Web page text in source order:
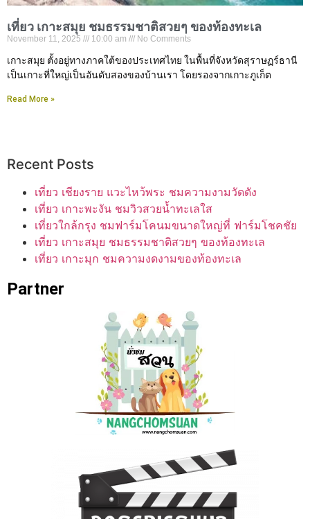
เที่ยว เกาะสมุย ชมธรรมชาติสวยๆ ของท้องทะเล
November 11, 2025 10:00 am No Comments
เกาะสมุย ตั้งอยู่ทางภาคใต้ของประเทศไทย ในพื้นที่จังหวัดสุราษฏร์ธานี
เป็นเกาะที่ใหญ่เป็นอันดับสองของบ้านเรา โดยรองจากเกาะภูเก็ต
Read More »
Recent Posts
เที่ยว เชียงราย แวะไหว้พระ ชมความงามวัดดัง
เที่ยว เกาะพะงัน ชมวิวสวยน้ำทะเลใส
เที่ยวใกล้กรุง ชมฟาร์มโคนมขนาดใหญ่ที่ ฟาร์มโชคชัย
เที่ยว เกาะสมุย ชมธรรมชาติสวยๆ ของท้องทะเล
เที่ยว เกาะมุก ชมความงดงามของท้องทะเล
Partner